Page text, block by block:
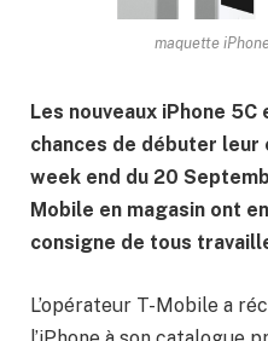
maquette
Les nouveaux iPhone
chances de débuter
week end du 20
Mobile en magasin ont
consigne de tous
L’opérateur T-Mobile a